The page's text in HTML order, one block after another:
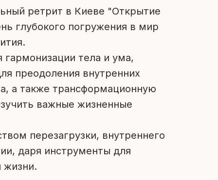
ретрит в Киеве "Открытие
глубокого погружения в мир
тела и ума,
преодоления внутренних
а также трансформационную
важные жизненные
перезагрузки, внутреннего
даря инструменты для
жизни.